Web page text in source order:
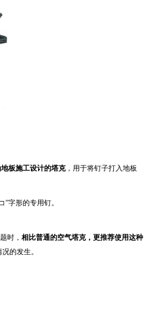
板施工设计的塔克，用于将钉子打入地板
字形的专用钉。
时， 相比普通的空气塔克，更推荐使用这种
的发生。